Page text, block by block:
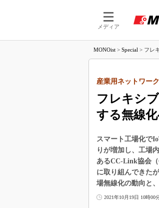
メディア
MONOist > Special > フレ
フレキシ
する無線
産業用ネットワーク
スマート工場化で
りが増加し、工場
あるCC-Link協会
に取り組んできた
場無線化の動向と
2021年10月19日 10時00